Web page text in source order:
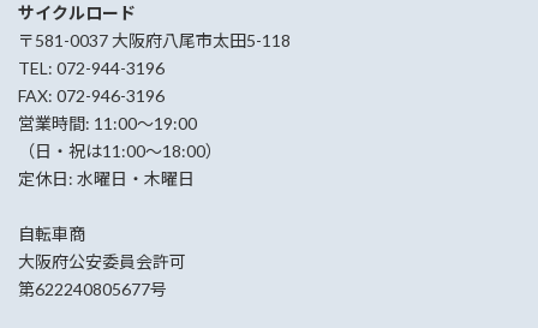
サイクルロード
〒581-0037 大阪府八尾市太田5-118
TEL: 072-944-3196
FAX: 072-946-3196
営業時間: 11:00〜19:00
（日・祝は11:00〜18:00）
定休日: 水曜日・木曜日
自転車商
大阪府公安委員会許可
第622240805677号